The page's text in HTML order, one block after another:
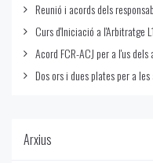
Reunió i acords dels
Curs d'Iniciació a l'Arbitratge
Acord FCR-ACJ per a l'us
Dos ors i dues plates per a
Arxius